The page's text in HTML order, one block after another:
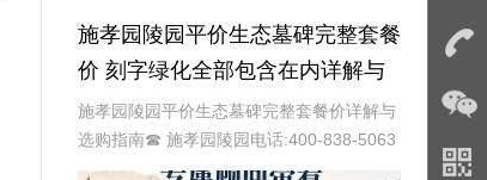
施孝园陵园平价生态墓碑完整套餐
价 刻字绿化全部包含在内详解与
选购指南
施孝园陵园平价生态墓碑完整套餐价详解与
选购指南☎ 施孝园陵园电话:400-838-5063
在现代社会，人们对逝者的纪念方式越来越